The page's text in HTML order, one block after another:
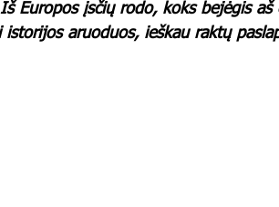
Iš Europos įsčių rodo, koks bejėgis aš
istorijos aruoduos, ieškau raktų